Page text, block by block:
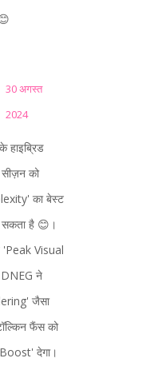
30 अगस्त
2024
हाइब्रिड
को
का बेस्ट
है 😊।
Visual
ने
जैसा
फैंस को
देगा।